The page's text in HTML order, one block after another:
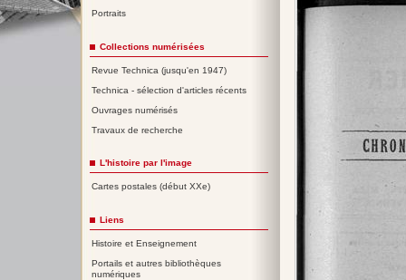
Portraits
Collections numérisées
Revue Technica (jusqu'en 1947)
Technica - sélection d'articles récents
Ouvrages numérisés
Travaux de recherche
L'histoire par l'image
Cartes postales (début XXe)
Liens
Histoire et Enseignement
Portails et autres bibliothèques
numériques